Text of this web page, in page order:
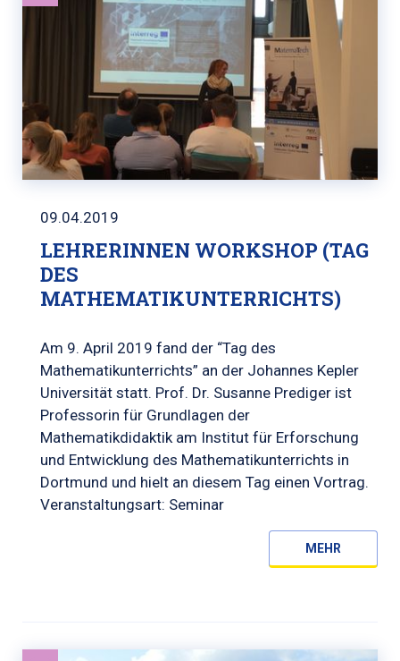
09.04.2019
LEHRERINNEN WORKSHOP (TAG
DES
MATHEMATIKUNTERRICHTS)
Am 9. April 2019 fand der “Tag des
Mathematikunterrichts” an der Johannes Kepler
Universität statt. Prof. Dr. Susanne Prediger ist
Professorin für Grundlagen der
Mathematikdidaktik am Institut für Erforschung
und Entwicklung des Mathematikunterrichts in
Dortmund und hielt an diesem Tag einen Vortrag.
Veranstaltungsart: Seminar
MEHR